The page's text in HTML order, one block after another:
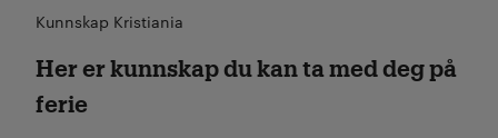
Kunnskap Kristiania
Her er kunnskap du kan ta med deg på
ferie